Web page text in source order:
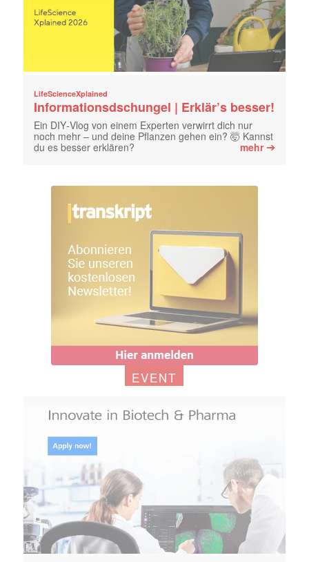
LifeScienceXplained
Informationsdschungel | Erklär’s besser!
Ein DIY‑Vlog von einem Experten verwirrt dich nur
noch mehr – und deine Pflanzen gehen ein? 🤯 Kannst
du es besser erklären?
mehr➔
EVENT